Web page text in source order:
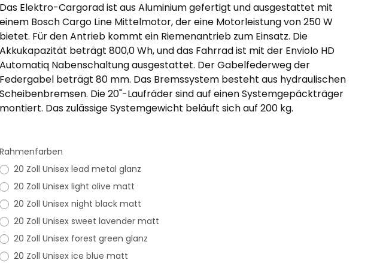
Das Elektro-Cargorad ist aus Aluminium gefertigt und ausgestattet mit
einem Bosch Cargo Line Mittelmotor, der eine Motorleistung von 250 W
bietet. Für den Antrieb kommt ein Riemenantrieb zum Einsatz. Die
Akkukapazität beträgt 800,0 Wh, und das Fahrrad ist mit der Enviolo HD
Automatiq Nabenschaltung ausgestattet. Der Gabelfederweg der
Federgabel beträgt 80 mm. Das Bremssystem besteht aus hydraulischen
Scheibenbremsen. Die 20"-Laufräder sind auf einen Systemgepäckträger
montiert. Das zulässige Systemgewicht beläuft sich auf 200 kg.
Rahmenfarben
20 Zoll Unisex lead metal glanz
20 Zoll Unisex light olive matt
20 Zoll Unisex night black matt
20 Zoll Unisex sweet lavender matt
20 Zoll Unisex forest green glanz
20 Zoll Unisex ice blue matt